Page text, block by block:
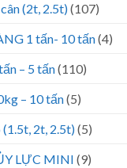
(2t, 2.5t)(107)
1 tấn- 10 tấn(4)
– 5 tấn(110)
– 10 tấn(5)
(1.5t, 2t, 2.5t)(5)
LỰC MINI (9)